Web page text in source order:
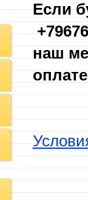
Если
наш